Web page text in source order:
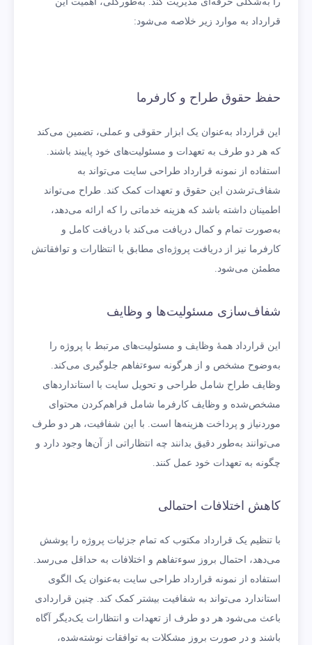
قرارداد به موارد زیر خلاصه می‌شود:
حفظ حقوق طراح و کارفرما
این قرارداد به‌عنوان یک ابزار حقوقی و عملی، تضمین می‌کند
که هر دو طرف به تعهدات و مسئولیت‌های خود پایبند باشند.
استفاده از نمونه قرارداد طراحی سایت می‌تواند به
شفاف‌تر‌شدن این حقوق و تعهدات کمک کند. طراح می‌تواند
اطمینان داشته باشد که هزینه خدماتی را که ارائه می‌دهد،
به‌صورت تمام و کمال دریافت می‌کند با دریافت کامل و
کارفرما نیز از دریافت پروژه‌ای مطابق با انتظارات و توافقاتش
مطمئن می‌شود.
شفاف‌سازی مسئولیت‌ها و وظایف
این قرارداد همۀ وظایف و مسئولیت‌های مرتبط با پروژه را
به‌وضوح مشخص و از هرگونه سوءتفاهم جلوگیری می‌کند.
وظایف طراح شامل طراحی و تحویل سایت با استانداردهای
مشخص‌شده و وظایف کارفرما شامل فراهم‌کردن محتوای
موردنیاز و پرداخت هزینه‌ها است. با این شفافیت، هر دو طرف
می‌توانند به‌طور دقیق بدانند چه انتظاراتی از آن‌ها وجود دارد و
چگونه به تعهدات خود عمل کنند.
کاهش اختلافات احتمالی
با تنظیم یک قرارداد مکتوب که تمام جزئیات پروژه را پوشش
می‌دهد، احتمال بروز سوءتفاهم و اختلافات به حداقل می‌رسد.
استفاده از نمونه قرارداد طراحی سایت به‌عنوان یک الگوی
استاندارد می‌تواند به شفافیت بیشتر کمک کند. چنین قراردادی
باعث می‌شود هر دو طرف از تعهدات و انتظارات یک‌دیگر آگاه
باشند و در صورت بروز مشکلات به توافقات نوشته‌شده،